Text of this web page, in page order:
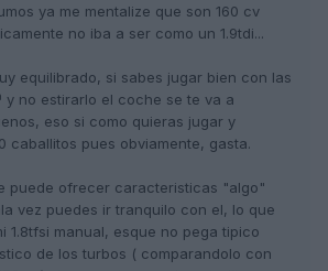
ya me mentalize que son 160 cv
no iba a ser como un 1.9tdi...
equilibrado, si sabes jugar bien con las
y no estirarlo el coche se te va a
eso si como quieras jugar y
caballitos pues obviamente, gasta.
puede ofrecer caracteristicas "algo"
vez puedes ir tranquilo con el, lo que
1.8tfsi manual, esque no pega tipico
de los turbos ( comparandolo con